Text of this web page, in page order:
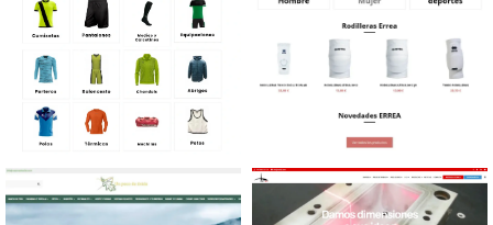
Diseño tienda online
Productos de deporte
Diseño tienda online
Productos deportivos